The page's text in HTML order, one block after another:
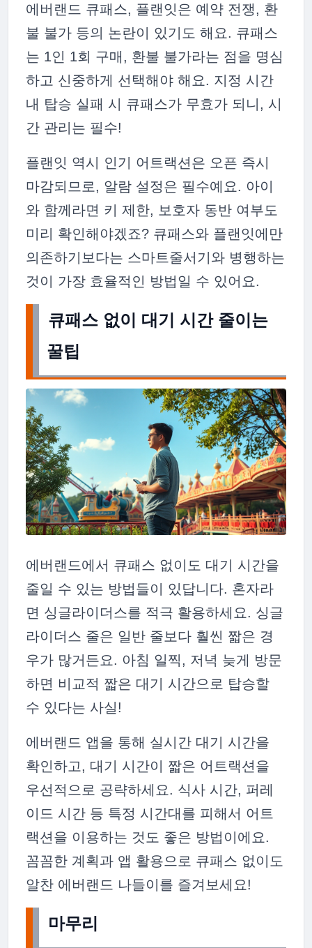
에버랜드 큐패스, 플랜잇은 예약 전쟁, 환
불 불가 등의 논란이 있기도 해요. 큐패스
는 1인 1회 구매, 환불 불가라는 점을 명심
하고 신중하게 선택해야 해요. 지정 시간
내 탑승 실패 시 큐패스가 무효가 되니, 시
간 관리는 필수!
플랜잇 역시 인기 어트랙션은 오픈 즉시
마감되므로, 알람 설정은 필수예요. 아이
와 함께라면 키 제한, 보호자 동반 여부도
미리 확인해야겠죠? 큐패스와 플랜잇에만
의존하기보다는 스마트줄서기와 병행하는
것이 가장 효율적인 방법일 수 있어요.
큐패스 없이 대기 시간 줄이는
꿀팁
에버랜드에서 큐패스 없이도 대기 시간을
줄일 수 있는 방법들이 있답니다. 혼자라
면 싱글라이더스를 적극 활용하세요. 싱글
라이더스 줄은 일반 줄보다 훨씬 짧은 경
우가 많거든요. 아침 일찍, 저녁 늦게 방문
하면 비교적 짧은 대기 시간으로 탑승할
수 있다는 사실!
에버랜드 앱을 통해 실시간 대기 시간을
확인하고, 대기 시간이 짧은 어트랙션을
우선적으로 공략하세요. 식사 시간, 퍼레
이드 시간 등 특정 시간대를 피해서 어트
랙션을 이용하는 것도 좋은 방법이에요.
꼼꼼한 계획과 앱 활용으로 큐패스 없이도
알찬 에버랜드 나들이를 즐겨보세요!
마무리